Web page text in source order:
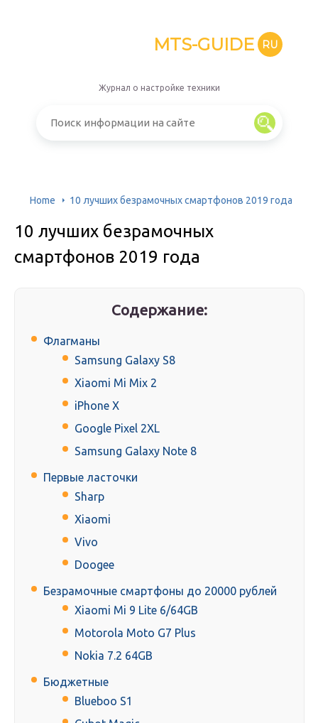
MTS-GUIDE RU
Журнал о настройке техники
Home 10 лучших безрамочных смартфонов 2019 года
10 лучших безрамочных
смартфонов 2019 года
Содержание:
Флагманы
Samsung Galaxy S8
Xiaomi Mi Mix 2
iPhone X
Google Pixel 2XL
Samsung Galaxy Note 8
Первые ласточки
Sharp
Xiaomi
Vivo
Doogee
Безрамочные смартфоны до 20000 рублей
Xiaomi Mi 9 Lite 6/64GB
Motorola Moto G7 Plus
Nokia 7.2 64GB
Бюджетные
Blueboo S1